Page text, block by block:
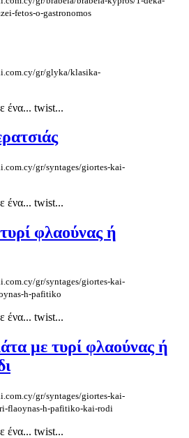
fetos-o-gastronomos
gr/glyka/klasika-
ένα... twist...
gr/syntages/giortes-kai-
ένα... twist...
φλαούνας ή
gr/syntages/giortes-kai-
h-pafitiko
ένα... twist...
με τυρί φλαούνας ή
gr/syntages/giortes-kai-
flaoynas-h-pafitiko-kai-rodi
ένα... twist...